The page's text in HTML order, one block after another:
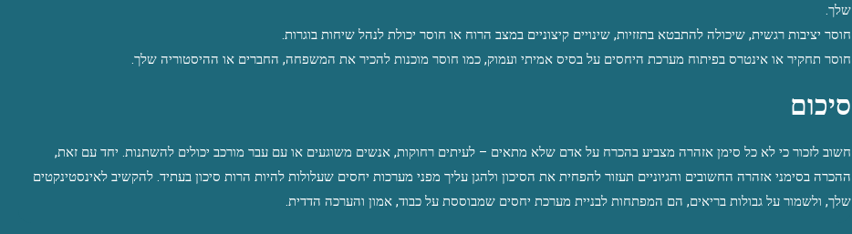
שלך.
חוסר יציבות רגשית, שיכולה להתבטא בתזזיות, שינויים קיצוניים במצב הרוח או חוסר יכולת לנהל שיחות בוגרות.
חוסר תחקיר או אינטרס בפיתוח מערכת היחסים על בסיס אמיתי ועמוק, כמו חוסר מוכנות להכיר את המשפחה, החברים או ההיסטוריה שלך.
סיכום
חשוב לזכור כי לא כל סימן אזהרה מצביע בהכרח על אדם שלא מתאים – לעיתים רחוקות, אנשים משוגעים או עם עבר מורכב יכולים להשתנות. יחד עם זאת,
ההכרה בסימני אזהרה החשובים והגיוניים תעזור להפחית את הסיכון ולהגן עליך מפני מערכות יחסים שעלולות להיות הרות סיכון בעתיד. להקשיב לאינסטינקטים
שלך, ולשמור על גבולות בריאים, הם המפתחות לבניית מערכת יחסים שמבוססת על כבוד, אמון והערכה הדדית.